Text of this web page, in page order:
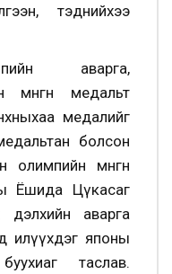
тэднийхээ
аварга,
мөнгөн медальт
медалийг
болсон
мөнгөн
Ёшида Цүкасаг
дэлхийн аварга
илүүхдэг японы
таслав.